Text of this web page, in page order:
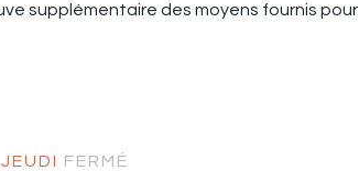
supplémentaire des moyens fournis pour
JEUDI FERMÉ